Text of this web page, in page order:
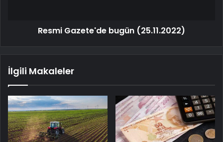
Resmi Gazete'de bugün (25.11.2022)
İlgili Makaleler